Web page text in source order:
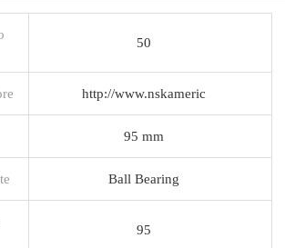
50
http://www.nskameric
95 mm
Ball Bearing
95